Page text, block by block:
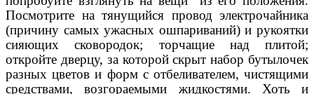
Посмотрите на тянущийся провод электрочайника
(причину самых ужасных ошпариваний) и рукоятки
сияющих сковородок; торчащие над плитой;
откройте дверцу, за которой скрыт набор бутылочек
разных цветов и форм с отбеливателем, чистящими
средствами, возгораемыми жидкостями. Хоть и